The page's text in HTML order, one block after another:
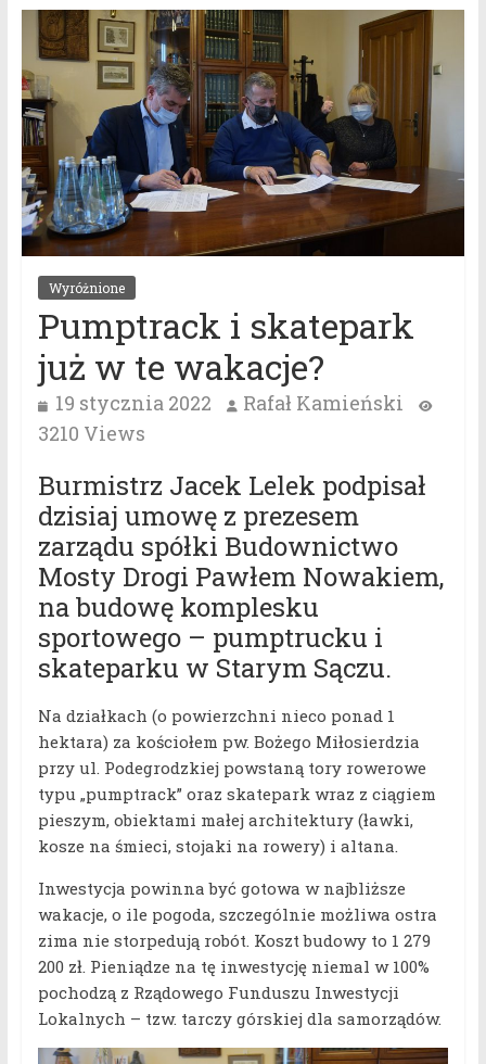
Wyróżnione
Pumptrack i skatepark
już w te wakacje?
19 stycznia 2022
Rafał Kamieński
3210 Views
Burmistrz Jacek Lelek podpisał
dzisiaj umowę z prezesem
zarządu spółki Budownictwo
Mosty Drogi Pawłem Nowakiem,
na budowę komplesku
sportowego – pumptrucku i
skateparku w Starym Sączu.
Na działkach (o powierzchni nieco ponad 1
hektara) za kościołem pw. Bożego Miłosierdzia
przy ul. Podegrodzkiej powstaną tory rowerowe
typu „pumptrack” oraz skatepark wraz z ciągiem
pieszym, obiektami małej architektury (ławki,
kosze na śmieci, stojaki na rowery) i altana.
Inwestycja powinna być gotowa w najbliższe
wakacje, o ile pogoda, szczególnie możliwa ostra
zima nie storpedują robót. Koszt budowy to 1 279
200 zł. Pieniądze na tę inwestycję niemal w 100%
pochodzą z Rządowego Funduszu Inwestycji
Lokalnych – tzw. tarczy górskiej dla samorządów.